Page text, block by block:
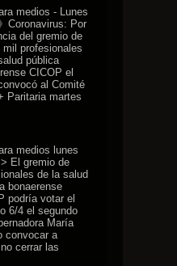
medios - Lunes
Coronavirus: Por
del gremio de
mil profesionales
pública
CICOP el
al Comité
Paritaria martes
medios lunes
El gremio de
de la salud
bonaerense
podría votar el
6/4 el segundo
María
convocar a
cerrar las